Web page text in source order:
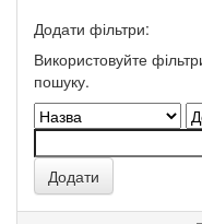
Додати фільтри:
Використовуйте
пошуку.